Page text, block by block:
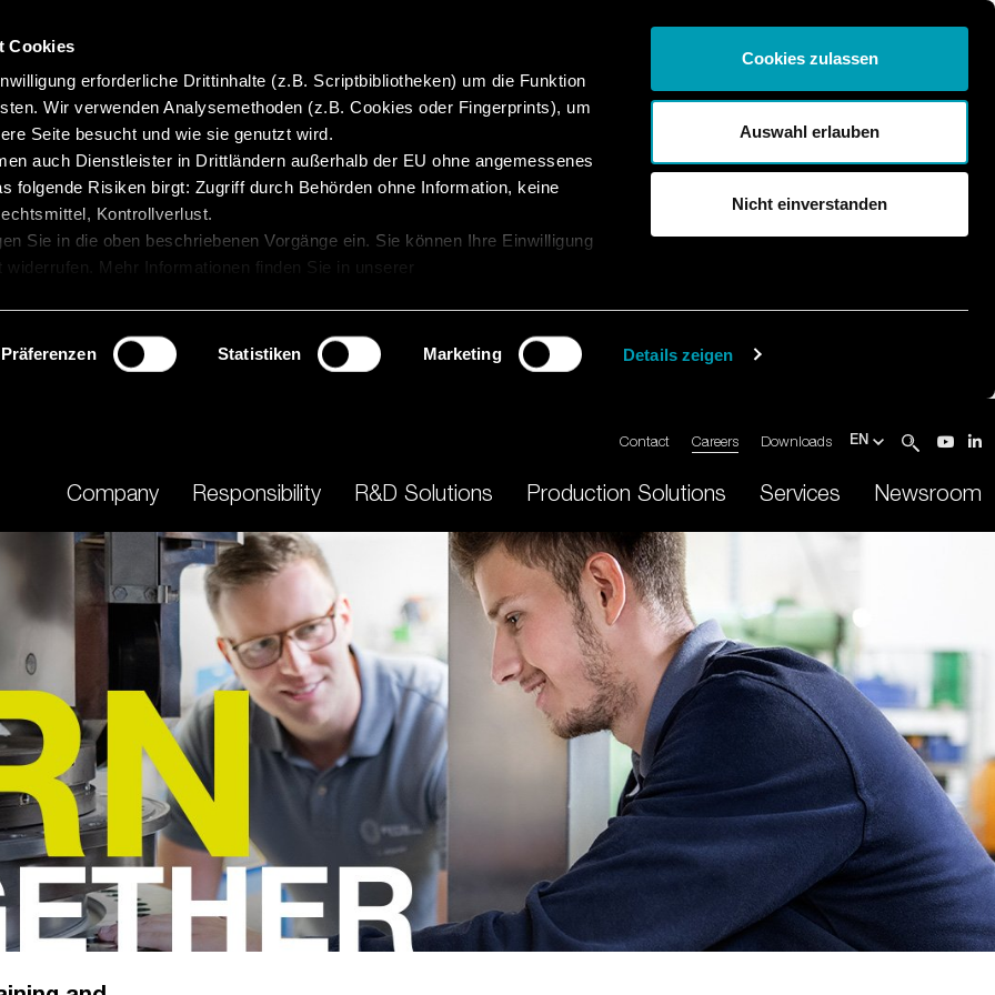
Cookies
erforderliche Drittinhalte (z.B. Scriptbibliotheken) um die Funktion
Wir verwenden Analysemethoden (z.B. Cookies oder Fingerprints), um
Seite besucht und wie sie genutzt wird.
auch Dienstleister in Drittländern außerhalb der EU ohne angemessenes
folgende Risiken birgt: Zugriff durch Behörden ohne Information, keine
Kontrollverlust.
Sie in die oben beschriebenen Vorgänge ein. Sie können Ihre Einwilligung
Mehr Informationen finden Sie in unserer
Präferenzen Statistiken Marketing Details zeigen
Cookies zulassen
Auswahl erlauben
Nicht einverstanden
Company Responsibility R&D Solutions Production Solutions Services Newsroom
EN
Contact Careers Downloads